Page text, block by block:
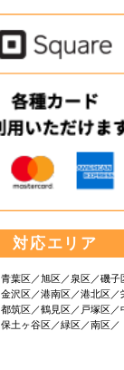
対応エリア
青葉区 旭区 泉区 磯子
金沢区
港南区 港北区
都筑区
鶴見区 戸塚区
保土ヶ谷区
緑区 南区